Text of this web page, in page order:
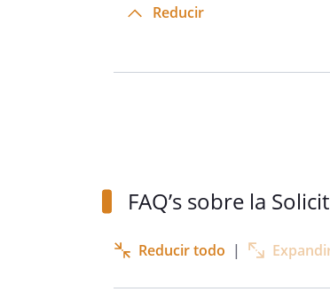
ejercicio de tutor,
También se
Reducir
FAQ’s sobre la
Reducir todo |